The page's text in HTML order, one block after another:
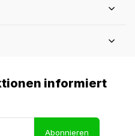
informiert
Abonnieren